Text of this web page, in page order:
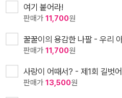
여기 붙어라!
판매가 11,700원
꿀꿀이의 용감한 나팔 - 우리
판매가 11,700원
사랑이 어때서? - 제1회 길벗
판매가 13,500원